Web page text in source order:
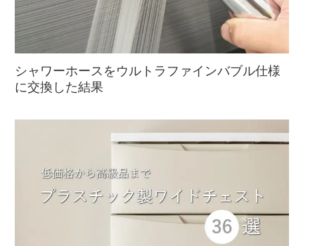
シャワーホースをウルトラファインバブル仕様
に交換した結果